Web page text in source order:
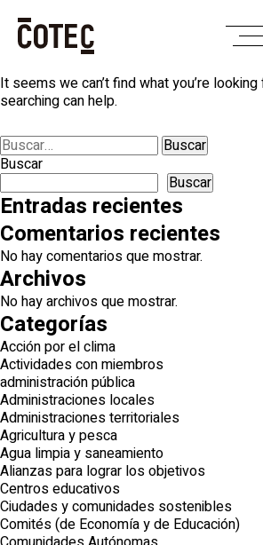
SkipNothing Found
It seems we can’t find what you’re
searching can help.
Buscar:
Buscar
Buscar
Entradas recientes
Comentarios recientes
No hay comentarios que mostrar.
Archivos
No hay archivos que mostrar.
Categorías
Acción por el clima
Actividades con miembros
administración pública
Administraciones locales
Administraciones territoriales
Agricultura y pesca
Agua limpia y saneamiento
Alianzas para lograr los objetivos
Centros educativos
Ciudades y comunidades sostenibles
Comités (de Economía y de Educación)